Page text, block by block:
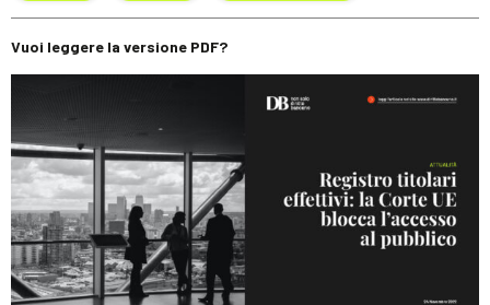
Vuoi leggere la versione PDF?